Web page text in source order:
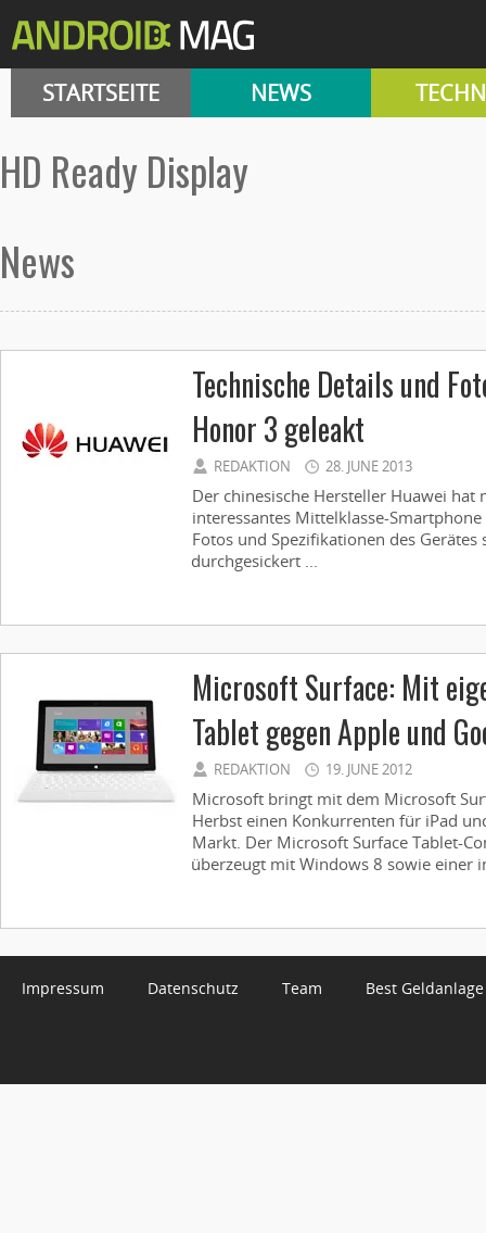
STARTSEITE NEWS
HD Ready Display
News
Technische Details und
Honor 3 geleakt
REDAKTION 28. JUNE 2013
Der chinesische Hersteller Huawei
interessantes Mittelklasse-
Fotos und Spezifikationen des
durchgesickert ...
Microsoft Surface: Mit
Tablet gegen Apple und
REDAKTION 19. JUNE 2012
Microsoft bringt mit dem Microsoft
Herbst einen Konkurrenten für iPad
Markt. Der Microsoft Surface Tablet-
überzeugt mit Windows 8 sowie einer
Impressum Datenschutz Team Best Geldanlage